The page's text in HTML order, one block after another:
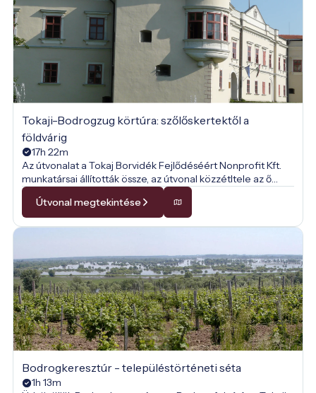
Tokaji-Bodrogzug körtúra: szőlőskertektől a
földvárig
17h 22m
Az útvonalat a Tokaj Borvidék Fejlődéséért Nonprofit Kft.
munkatársai állították össze, az útvonal közzétltele az ő
engedélyükkel történt.
Útvonal megtekintése
Bodrogkeresztúr - településtörténeti séta
1h 13m